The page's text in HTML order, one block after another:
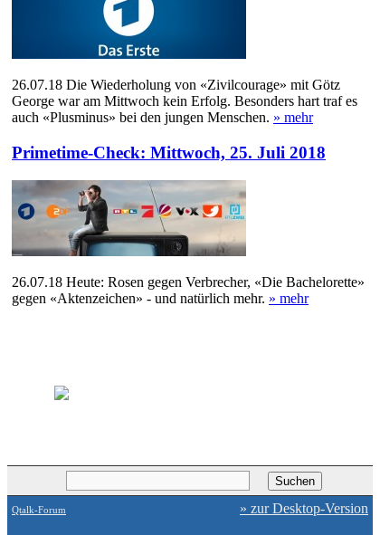
26.07.18 Die Wiederholung von «Zivilcourage» mit Götz
George war am Mittwoch kein Erfolg. Besonders hart traf es
auch «Plusminus» bei den jungen Menschen. » mehr
Primetime-Check: Mittwoch, 25. Juli 2018
26.07.18 Heute: Rosen gegen Verbrecher, «Die Bachelorette»
gegen «Aktenzeichen» - und natürlich mehr. » mehr
Qtalk-Forum » zur Desktop-Version